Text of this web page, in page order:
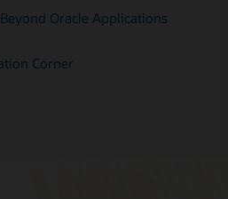
Oracle Applications
Corner